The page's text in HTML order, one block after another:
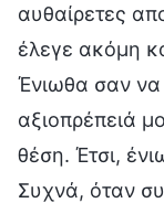
αυθαίρετες
έλεγε ακόμη
Ένιωθα σαν
αξιοπρέπειά
θέση. Έτσι,
Συχνά, όταν